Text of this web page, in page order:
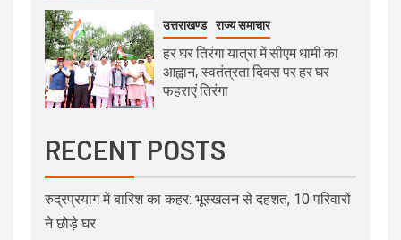
उत्तराखण्ड राज्य समाचार
हर घर तिरंगा यात्रा में सीएम धामी का
आह्वान, स्वतंत्रता दिवस पर हर घर
फहराएं तिरंगा
RECENT POSTS
रुद्रप्रयाग में बारिश का कहर: भूस्खलन से दहशत, 10 परिवारों
ने छोड़े घर